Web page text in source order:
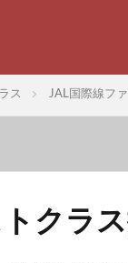
ス JAL国際線フ
クラ